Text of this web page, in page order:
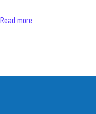
Read more